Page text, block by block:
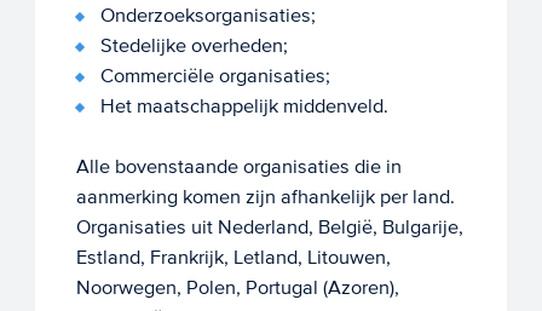
Onderzoeksorganisaties;
Stedelijke overheden;
Commerciële organisaties;
Het maatschappelijk middenveld.
Alle bovenstaande organisaties die in
aanmerking komen zijn afhankelijk per land.
Organisaties uit Nederland, België, Bulgarije,
Estland, Frankrijk, Letland, Litouwen,
Noorwegen, Polen, Portugal (Azoren),